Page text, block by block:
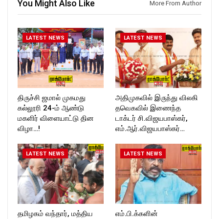
Follow us on:
You Might Also Like More From Author
LATEST NEWS
திருச்சி ஜமால் முகமது
கல்லூரி 24-ம் ஆண்டு
மகளிர் விளையாட்டு தின
விழா…!
LATEST NEWS
அதிமுகவில் இருந்து விலகி
தவெகவில் இணைந்த
டாக்டர் சி.விஜயபாஸ்கர்,
எம்.ஆர்.விஜயபாஸ்கர்…
LATEST NEWS
தமிழகம் வந்தார், மத்திய
LATEST NEWS
எம்.பி.க்களின்